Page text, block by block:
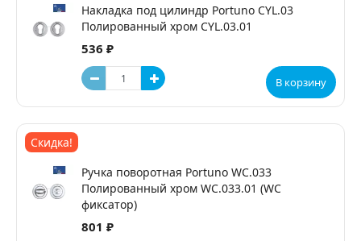
Накладка под цилиндр Portuno CYL.03
Полированный хром CYL.03.01
536 ₽
В корзину
Скидка!
Ручка поворотная Portuno WC.033
Полированный хром WC.033.01 (WC
фиксатор)
801 ₽